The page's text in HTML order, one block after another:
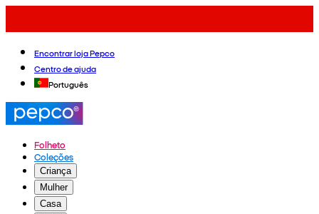
Encontrar loja Pepco
Centro de ajuda
Português
Folheto
Coleções
Criança
Mulher
Casa